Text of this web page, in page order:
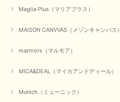
Maglia Plus（マリアプラス）
MAISON CANVVAS（メゾンキャンバス）
marmors（マルモア）
MICA&DEAL（マイカアンドディール）
Munich（ミューニック）